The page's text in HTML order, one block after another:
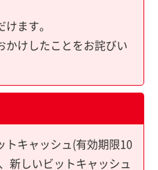
ます。
かけしたことをお詫びい
キャッシュ(有効期限10
新しいビットキャッシュ